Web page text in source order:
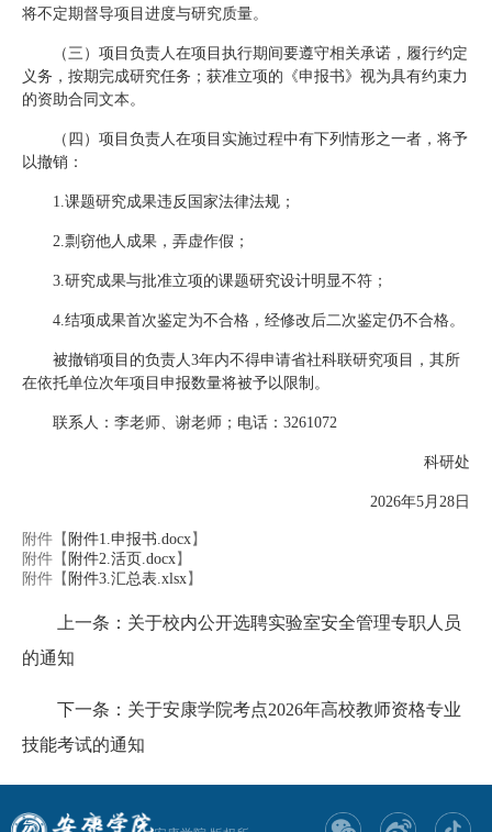
将不定期督导项目进度与研究质量。
（三）项目负责人在项目执行期间要遵守相关承诺，履行约定
义务，按期完成研究任务；获准立项的《申报书》视为具有约束力
的资助合同文本。
（四）项目负责人在项目实施过程中有下列情形之一者，将予
以撤销：
1.课题研究成果违反国家法律法规；
2.剽窃他人成果，弄虚作假；
3.研究成果与批准立项的课题研究设计明显不符；
4.结项成果首次鉴定为不合格，经修改后二次鉴定仍不合格。
被撤销项目的负责人3年内不得申请省社科联研究项目，其所
在依托单位次年项目申报数量将被予以限制。
联系人：李老师、谢老师；电话：3261072
科研处
2026年5月28日
附件【 附件1.申报书.docx 】
附件【 附件2.活页.docx 】
附件【 附件3.汇总表.xlsx 】
上一条：关于校内公开选聘实验室安全管理专职人员
的通知
下一条：关于安康学院考点2026年高校教师资格专业
技能考试的通知